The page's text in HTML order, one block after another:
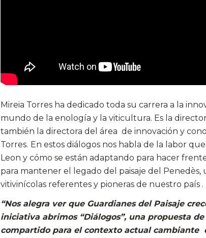
Mireia Torres ha dedicado toda su carrera a la
mundo de la enología y la viticultura. Es la
también la directora del área de innovación y
Torres. En estos diálogos nos habla de la labor
Leon y cómo se están adaptando para hacer
para mantener el legado del paisaje del Penedès,
vitivinícolas referentes y pioneras de nuestro país .
“Nos alegra ver que Guardianes del Paisaje
iniciativa abrimos “Diálogos”, una propuesta
compartido para el contexto actual cambiante